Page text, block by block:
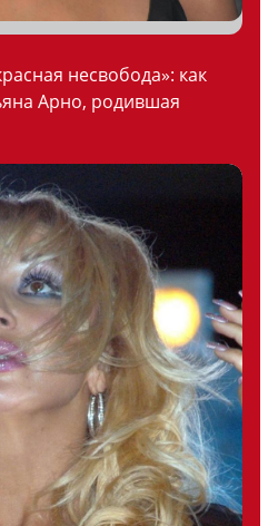
несвобода»: как
Арно, родившая